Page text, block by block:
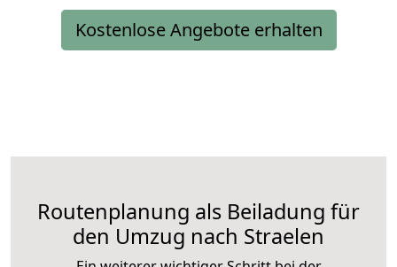
Kostenlose Angebote erhalten
Routenplanung als Beiladung für
den Umzug nach Straelen